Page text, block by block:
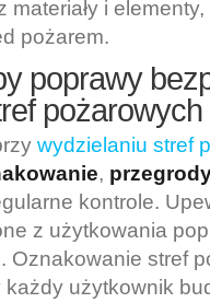
i
pożarem.
poprawy
pożarowych
wydzielaniu stref
,
kontrole.
z użytkowania
Oznakowanie stref
użytkownik